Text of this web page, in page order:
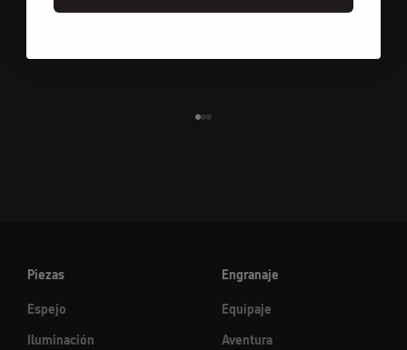
Envío desde EE. UU.
Piezas
Espejo
Iluminación
Engranaje
Equipaje
Aventura